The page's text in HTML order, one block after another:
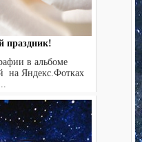
праздник!
в альбоме
на Яндекс.Фотках